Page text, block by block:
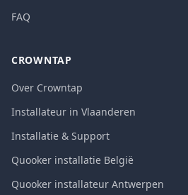
FAQ
CROWNTAP
Over Crowntap
Installateur in Vlaanderen
Installatie & Support
Quooker installatie België
Quooker installateur Antwerpen